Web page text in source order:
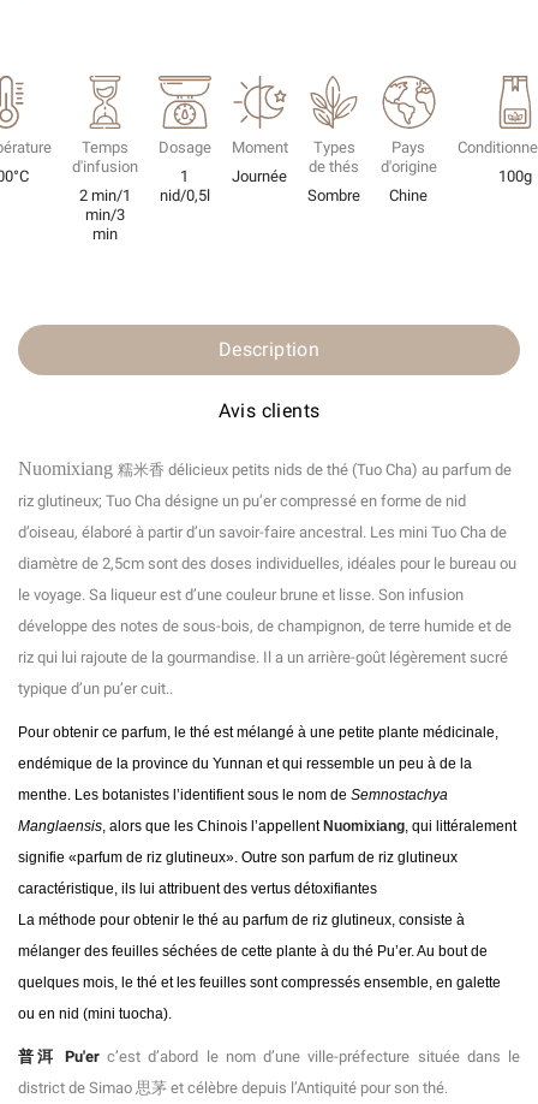
Temps
d'infusion
2 min/1
min/3
min
Dosage
1
nid/0,5l
Moment
Journée
Types
de thés
Sombre
Pays
d'origine
Chine
100g
Description
Avis clients
Nuomixiang 糯米香 délicieux petits nids de thé (Tuo Cha) au parfum de
riz glutineux; Tuo Cha désigne un pu’er compressé en forme de nid
d’oiseau, élaboré à partir d’un savoir-faire ancestral. Les mini Tuo Cha de
diamètre de 2,5cm sont des doses individuelles, idéales pour le bureau ou
le voyage. Sa liqueur est d’une couleur brune et lisse. Son infusion
développe des notes de sous-bois, de champignon, de terre humide et de
riz qui lui rajoute de la gourmandise. Il a un arrière-goût légèrement sucré
typique d’un pu’er cuit..
Pour obtenir ce parfum, le thé est mélangé à une petite plante médicinale,
endémique de la province du Yunnan et qui ressemble un peu à de la
menthe. Les botanistes l’identifient sous le nom de Semnostachya
Manglaensis, alors que les Chinois l’appellent Nuomixiang, qui littéralement
signifie «parfum de riz glutineux». Outre son parfum de riz glutineux
caractéristique, ils lui attribuent des vertus détoxifiantes
La méthode pour obtenir le thé au parfum de riz glutineux, consiste à
mélanger des feuilles séchées de cette plante à du thé Pu’er. Au bout de
quelques mois, le thé et les feuilles sont compressés ensemble, en galette
ou en nid (mini tuocha).
普洱 Pu'er c’est d’abord le nom d’une ville-préfecture située dans le
district de Simao 思茅 et célèbre depuis l’Antiquité pour son thé.